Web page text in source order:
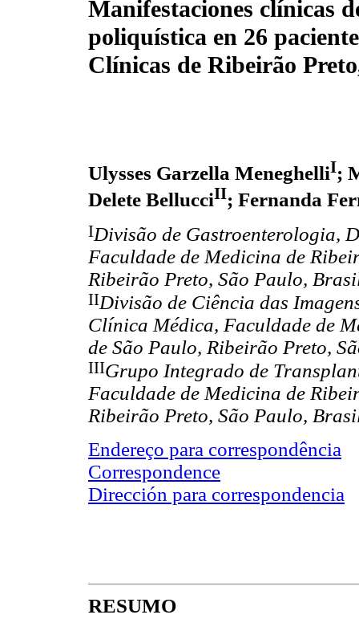
Manifestaciones clínicas
poliquística en 26
Clínicas de Ribeirão
Ulysses Garzella MeneghelliI;
Delete BellucciII; Fernanda
IDivisão de Gastroenterologia,
Faculdade de Medicina de
Ribeirão Preto, São Paulo,
IIDivisão de Ciência das
Clínica Médica, Faculdade de
de São Paulo, Ribeirão Preto,
IIIGrupo Integrado de
Faculdade de Medicina de
Ribeirão Preto, São Paulo,
Endereço para correspondência
Correspondence
Dirección para correspondencia
RESUMO